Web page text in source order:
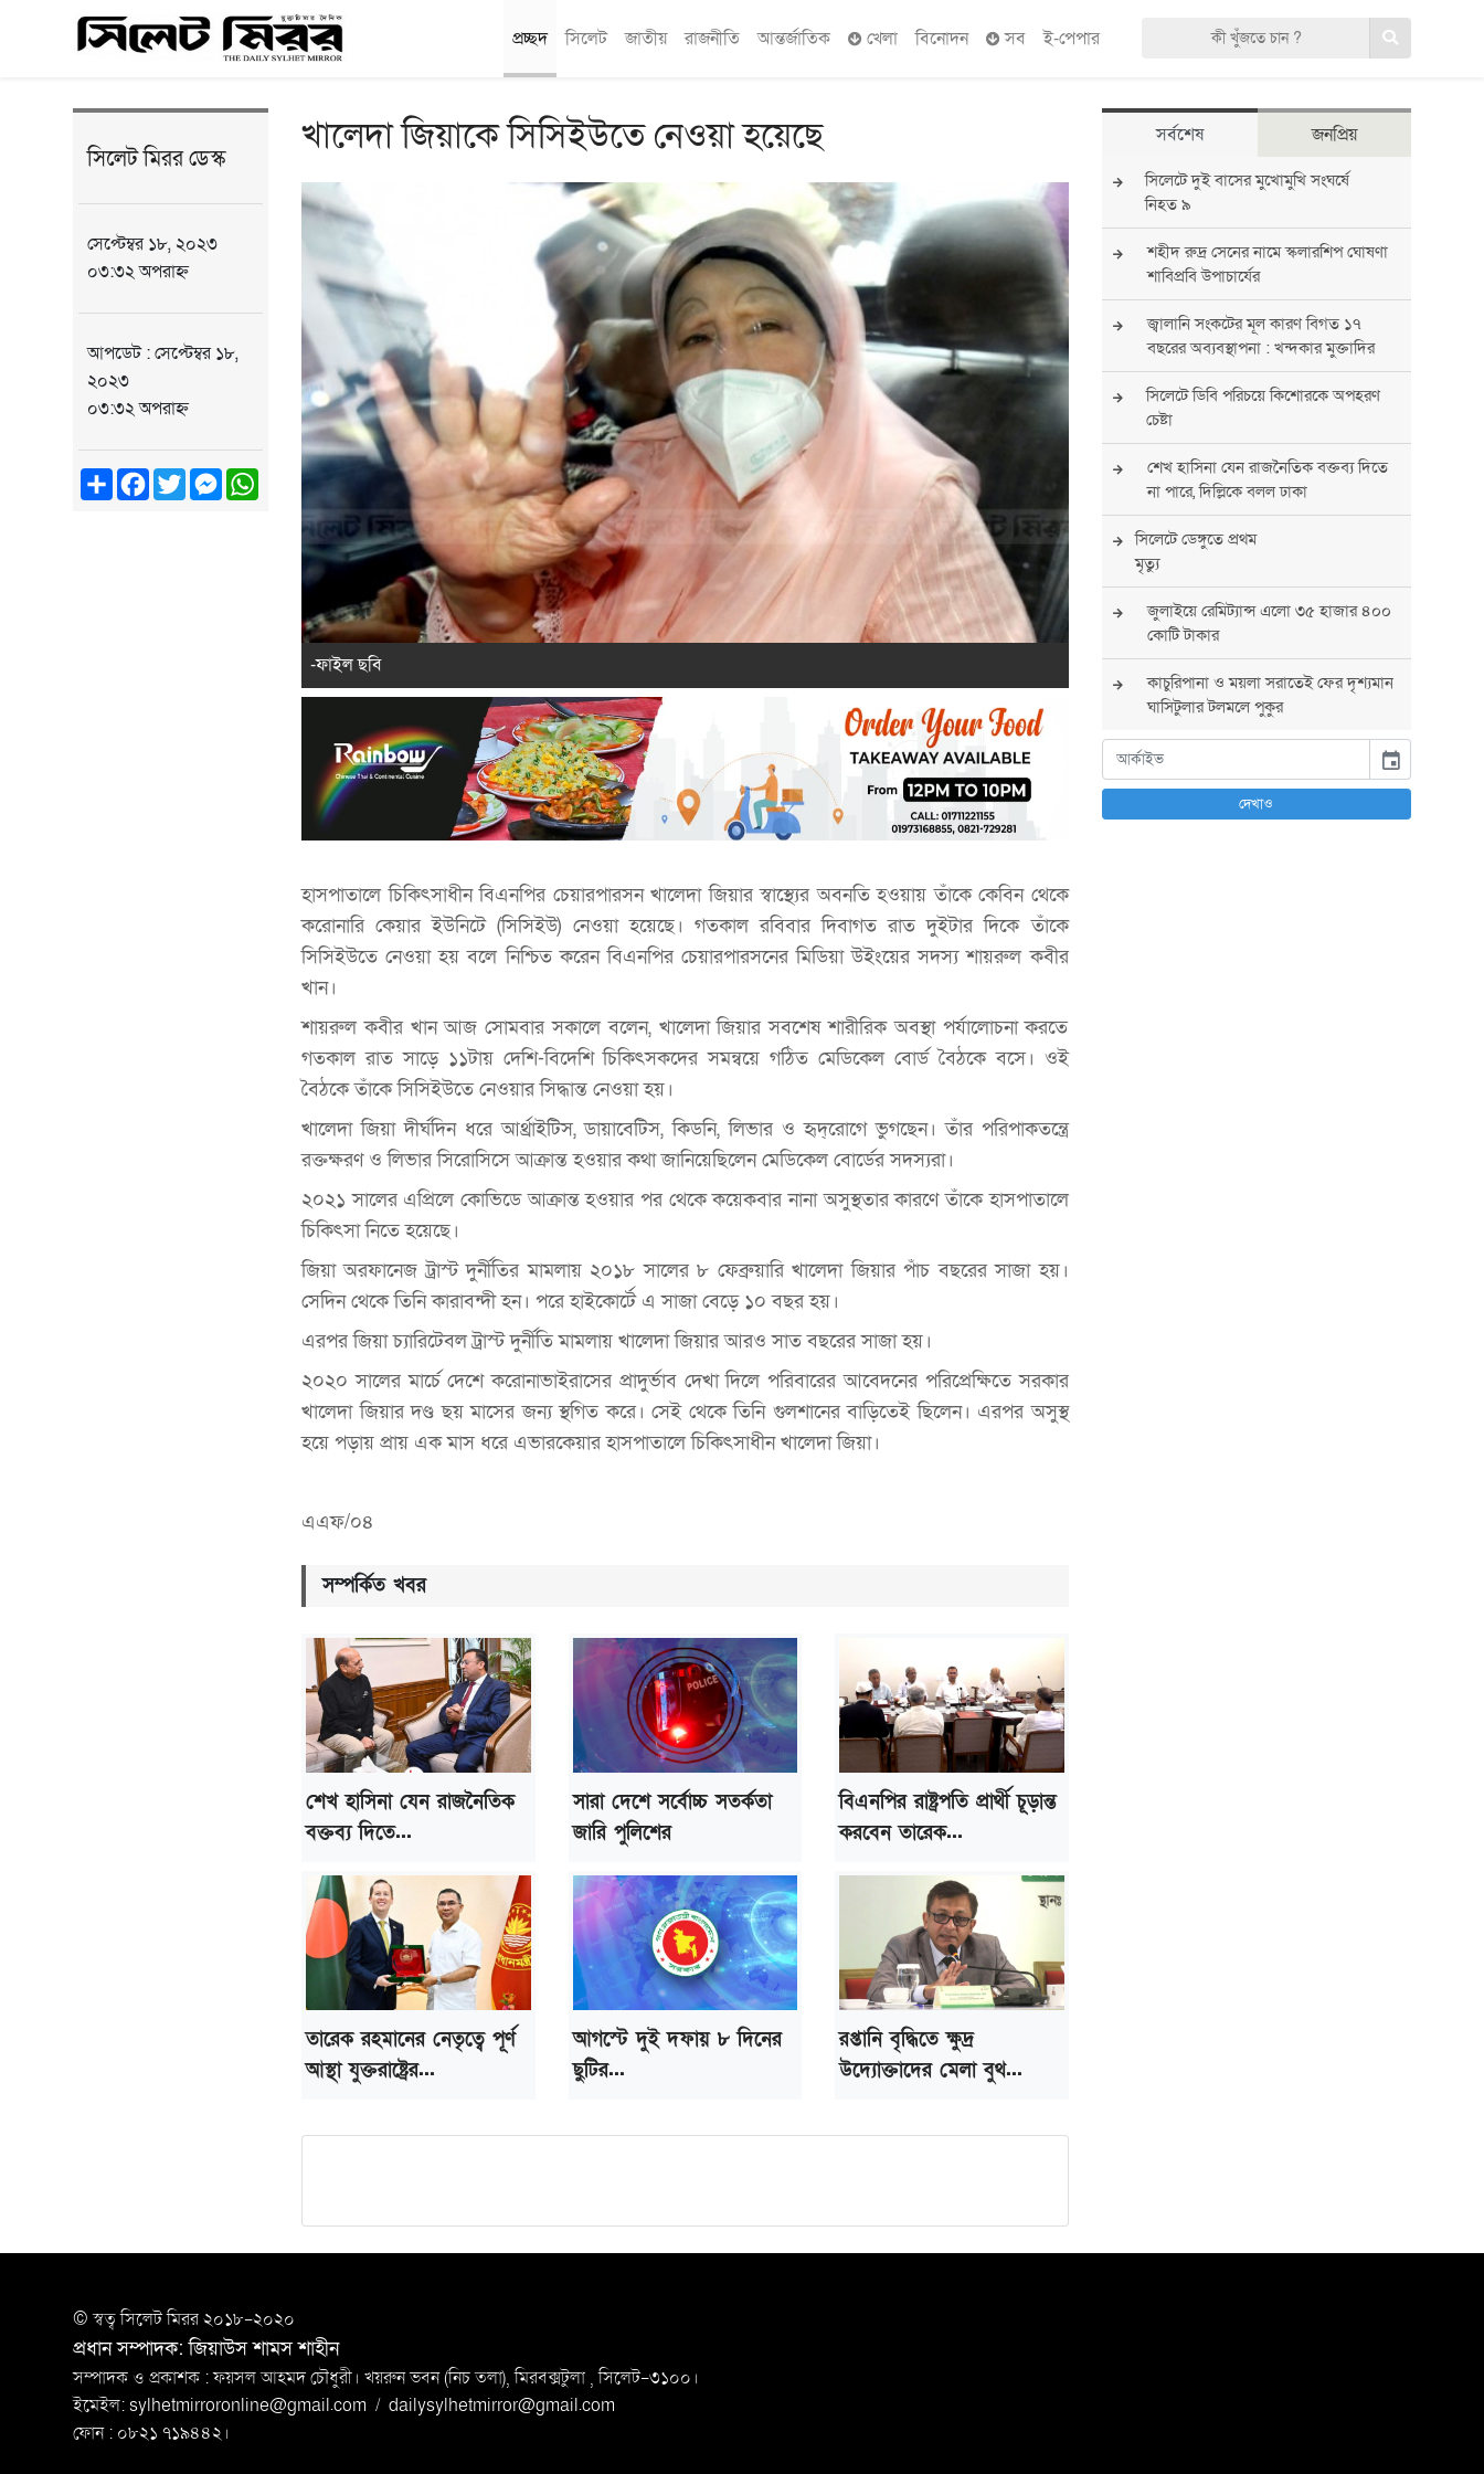
প্রচ্ছদ সিলেট জাতীয় রাজনীতি আন্তর্জাতিক খেলা বিনোদন সব ই-পেপার
সিলেট মিরর ডেস্ক
সেপ্টেম্বর ১৮, ২০২৩
০৩:৩২ অপরাহ্ন
আপডেট : সেপ্টেম্বর ১৮,
২০২৩
০৩:৩২ অপরাহ্ন
ShareFacebook
TwitterMessenger
WhatsApp
খালেদা জিয়াকে সিসিইউতে নেওয়া হয়েছে
-ফাইল ছবি
হাসপাতালে চিকিৎসাধীন বিএনপির চেয়ারপারসন খালেদা জিয়ার স্বাস্থ্যের অবনতি হওয়ায় তাঁকে কেবিন থেকে
করোনারি কেয়ার ইউনিটে (সিসিইউ) নেওয়া হয়েছে। গতকাল রবিবার দিবাগত রাত দুইটার দিকে তাঁকে
সিসিইউতে নেওয়া হয় বলে নিশ্চিত করেন বিএনপির চেয়ারপারসনের মিডিয়া উইংয়ের সদস্য শায়রুল কবীর
খান।
শায়রুল কবীর খান আজ সোমবার সকালে বলেন, খালেদা জিয়ার সবশেষ শারীরিক অবস্থা পর্যালোচনা করতে
গতকাল রাত সাড়ে ১১টায় দেশি-বিদেশি চিকিৎসকদের সমন্বয়ে গঠিত মেডিকেল বোর্ড বৈঠকে বসে। ওই
বৈঠকে তাঁকে সিসিইউতে নেওয়ার সিদ্ধান্ত নেওয়া হয়।
খালেদা জিয়া দীর্ঘদিন ধরে আর্থ্রাইটিস, ডায়াবেটিস, কিডনি, লিভার ও হৃদ্‌রোগে ভুগছেন। তাঁর পরিপাকতন্ত্রে
রক্তক্ষরণ ও লিভার সিরোসিসে আক্রান্ত হওয়ার কথা জানিয়েছিলেন মেডিকেল বোর্ডের সদস্যরা।
২০২১ সালের এপ্রিলে কোভিডে আক্রান্ত হওয়ার পর থেকে কয়েকবার নানা অসুস্থতার কারণে তাঁকে হাসপাতালে
চিকিৎসা নিতে হয়েছে।
জিয়া অরফানেজ ট্রাস্ট দুর্নীতির মামলায় ২০১৮ সালের ৮ ফেব্রুয়ারি খালেদা জিয়ার পাঁচ বছরের সাজা হয়।
সেদিন থেকে তিনি কারাবন্দী হন। পরে হাইকোর্টে এ সাজা বেড়ে ১০ বছর হয়।
এরপর জিয়া চ্যারিটেবল ট্রাস্ট দুর্নীতি মামলায় খালেদা জিয়ার আরও সাত বছরের সাজা হয়।
২০২০ সালের মার্চে দেশে করোনাভাইরাসের প্রাদুর্ভাব দেখা দিলে পরিবারের আবেদনের পরিপ্রেক্ষিতে সরকার
খালেদা জিয়ার দণ্ড ছয় মাসের জন্য স্থগিত করে। সেই থেকে তিনি গুলশানের বাড়িতেই ছিলেন। এরপর অসুস্থ
হয়ে পড়ায় প্রায় এক মাস ধরে এভারকেয়ার হাসপাতালে চিকিৎসাধীন খালেদা জিয়া।
এএফ/০৪
সম্পর্কিত খবর
শেখ হাসিনা যেন রাজনৈতিক
বক্তব্য দিতে...
সারা দেশে সর্বোচ্চ সতর্কতা
জারি পুলিশের
বিএনপির রাষ্ট্রপতি প্রার্থী চূড়ান্ত
করবেন তারেক...
তারেক রহমানের নেতৃত্বে পূর্ণ
আস্থা যুক্তরাষ্ট্রের...
আগস্টে দুই দফায় ৮ দিনের
ছুটির...
রপ্তানি বৃদ্ধিতে ক্ষুদ্র
উদ্যোক্তাদের মেলা বুথ...
সর্বশেষ জনপ্রিয়
সিলেটে দুই বাসের মুখোমুখি সংঘর্ষে
নিহত ৯
শহীদ রুদ্র সেনের নামে স্কলারশিপ ঘোষণা
শাবিপ্রবি উপাচার্যের
জ্বালানি সংকটের মূল কারণ বিগত ১৭
বছরের অব্যবস্থাপনা : খন্দকার মুক্তাদির
সিলেটে ডিবি পরিচয়ে কিশোরকে অপহরণ
চেষ্টা
শেখ হাসিনা যেন রাজনৈতিক বক্তব্য দিতে
না পারে, দিল্লিকে বলল ঢাকা
সিলেটে ডেঙ্গুতে প্রথম
মৃত্যু
জুলাইয়ে রেমিট্যান্স এলো ৩৫ হাজার ৪০০
কোটি টাকার
কাচুরিপানা ও ময়লা সরাতেই ফের দৃশ্যমান
ঘাসিটুলার টলমলে পুকুর
সারা দেশে সর্বোচ্চ সতর্কতা জারি
পুলিশের
বিএনপির রাষ্ট্রপতি প্রার্থী চূড়ান্ত করবেন
event
দেখাও
© স্বত্ব সি‌লেট মিরর ২০১৮-২০২০
প্রধান সম্পাদক: জিয়াউস শামস শাহীন
সম্পাদক ও প্রকাশক : ফয়সল আহমদ চৌধুরী। খয়রুন ভবন (নিচ তলা), মিরবক্সটুলা ,সি‌লেট-৩১০০।
ইমেইল:sylhetmirroronline@gmail.com / dailysylhetmirror@gmail.com
ফোন : ০৮২১ ৭১৯৪৪২।